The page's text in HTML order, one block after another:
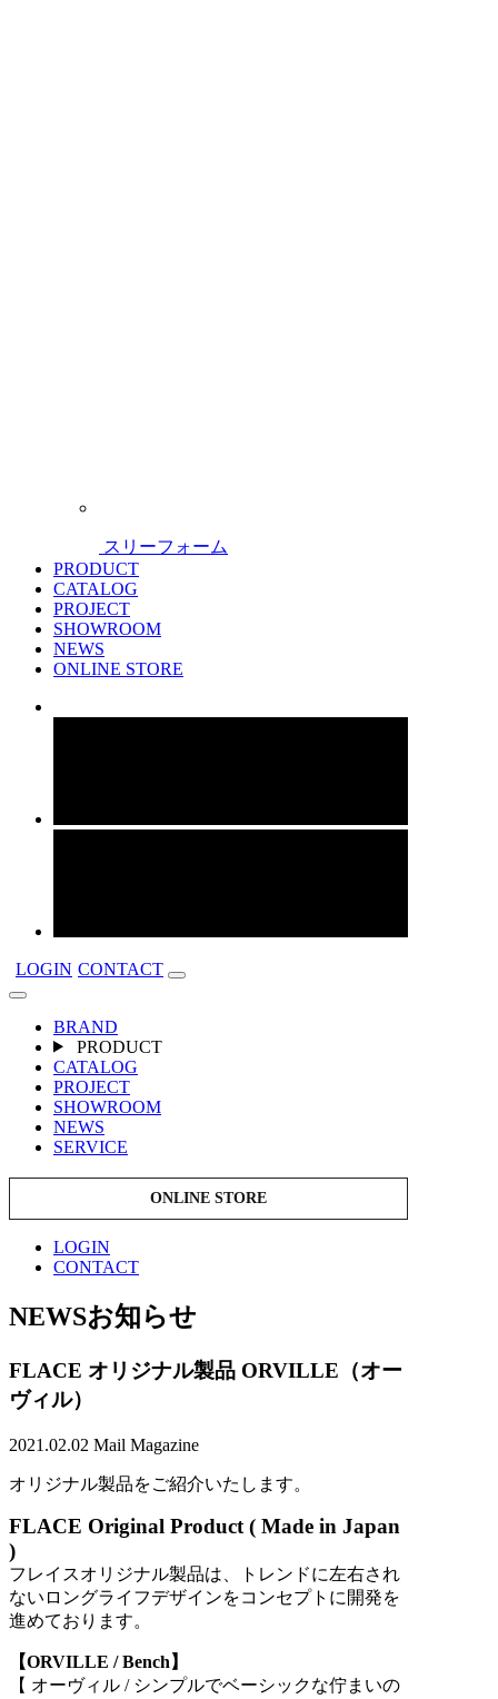
スリーフォーム
PRODUCT
CATALOG
PROJECT
SHOWROOM
NEWS
ONLINE STORE
LOGIN CONTACT
BRAND
PRODUCT
CATALOG
PROJECT
SHOWROOM
NEWS
SERVICE
ONLINE STORE
LOGIN
CONTACT
NEWSお知らせ
FLACE オリジナル製品 ORVILLE（オー
ヴィル）
2021.02.02 Mail Magazine
オリジナル製品をご紹介いたします。
FLACE Original Product ( Made in Japan
)
フレイスオリジナル製品は、トレンドに左右され
ないロングライフデザインをコンセプトに開発を
進めております。
【ORVILLE / Bench】
【 オーヴィル / シンプルでベーシックな佇まいの